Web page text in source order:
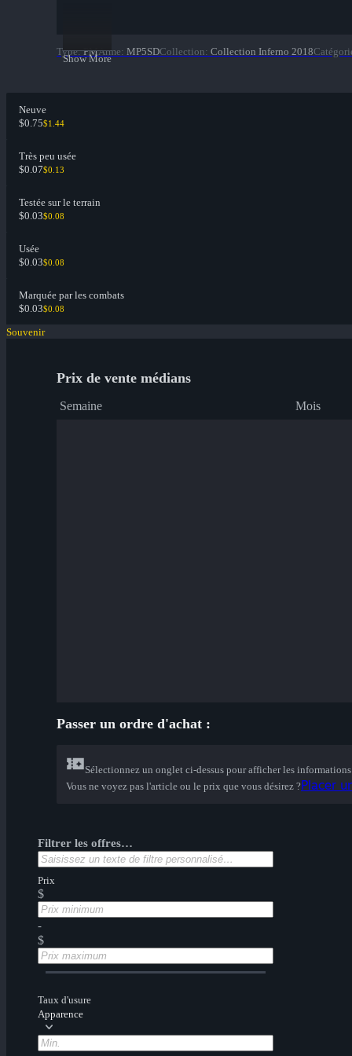
Show More
Type: PMArme: MP5SDCollection: Collection Inferno 2018
Neuve
$0.75$1.44
Très peu usée
$0.07$0.13
Testée sur le terrain
$0.03$0.08
Usée
$0.03$0.08
Marquée par les combats
$0.03$0.08
Souvenir
Prix de vente médians
Semaine Mois
Passer un ordre d'achat :
Sélectionnez un onglet ci-dessus pour afficher les informations
Vous ne voyez pas l'article ou le prix que vous désirez ?Placer
Filtrer les offres…
Prix
$
-
$
Taux d'usure
Apparence